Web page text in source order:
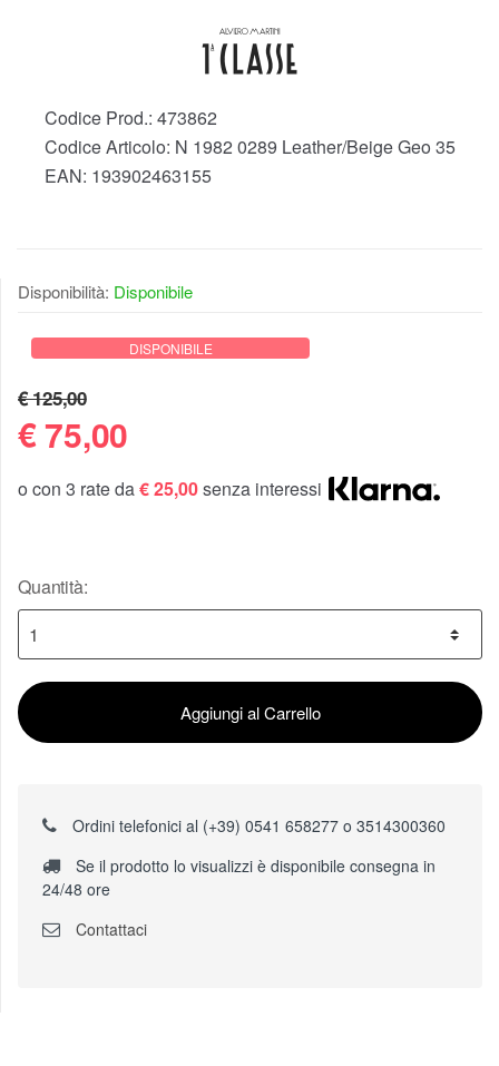
Codice Prod.: 473862
Codice Articolo: N 1982 0289 Leather/Beige Geo 35
EAN: 193902463155
Disponibilità: Disponibile
DISPONIBILE
€ 125,00
€75,00
o con 3 rate da€ 25,00senza interessi
Quantità:
Aggiungi al Carrello
Ordini telefonici al (+39) 0541 658277 o 3514300360
Se il prodotto lo visualizzi è disponibile consegna in
24/48 ore
Contattaci